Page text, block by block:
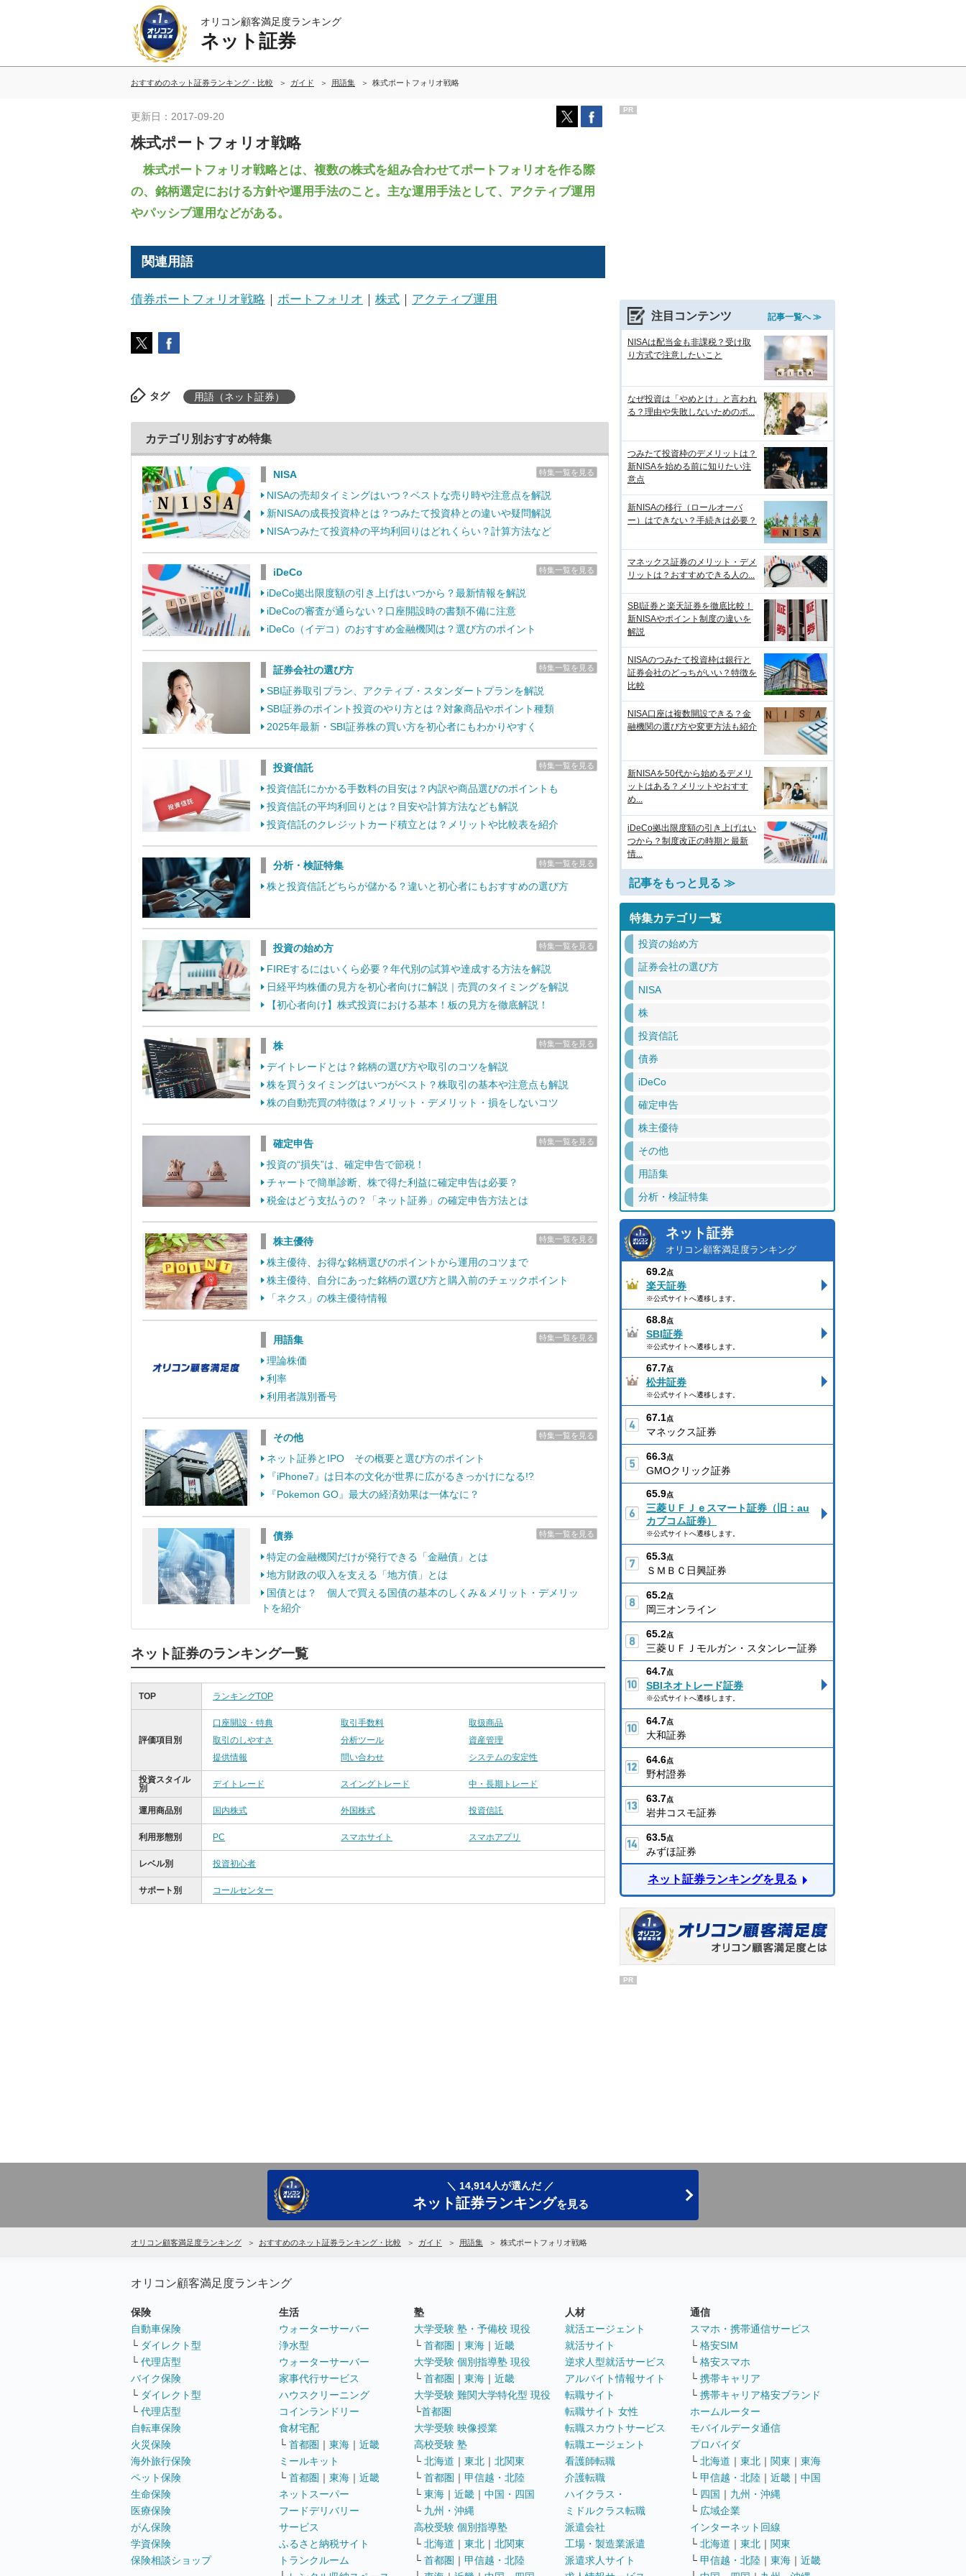
オリコン顧客満足度ランキング
ネット証券
おすすめのネット証券ランキング・比較 ガイド 用語集 株式ポートフォリオ戦略
更新日：2017-09-20
株式ポートフォリオ戦略
株式ポートフォリオ戦略とは、複数の株式を組み合わせてポートフォリオを作る際
の、銘柄選定における方針や運用手法のこと。主な運用手法として、アクティブ運用
やパッシブ運用などがある。
関連用語
債券ポートフォリオ戦略 ｜ ポートフォリオ ｜ 株式 ｜ アクティブ運用
タグ 用語（ネット証券）
カテゴリ別おすすめ特集
特集一覧を見る
NISA
NISAの売却タイミングはいつ？ベストな売り時や注意点を解説
新NISAの成長投資枠とは？つみたて投資枠との違いや疑問解説
NISAつみたて投資枠の平均利回りはどれくらい？計算方法など
特集一覧を見る
iDeCo
iDeCo拠出限度額の引き上げはいつから？最新情報を解説
iDeCoの審査が通らない？口座開設時の書類不備に注意
iDeCo（イデコ）のおすすめ金融機関は？選び方のポイント
特集一覧を見る
証券会社の選び方
SBI証券取引プラン、アクティブ・スタンダートプランを解説
SBI証券のポイント投資のやり方とは？対象商品やポイント種類
2025年最新・SBI証券株の買い方を初心者にもわかりやすく
特集一覧を見る
投資信託
投資信託にかかる手数料の目安は？内訳や商品選びのポイントも
投資信託の平均利回りとは？目安や計算方法なども解説
投資信託のクレジットカード積立とは？メリットや比較表を紹介
特集一覧を見る
分析・検証特集
株と投資信託どちらが儲かる？違いと初心者にもおすすめの選び方
特集一覧を見る
投資の始め方
FIREするにはいくら必要？年代別の試算や達成する方法を解説
日経平均株価の見方を初心者向けに解説｜売買のタイミングを解説
【初心者向け】株式投資における基本！板の見方を徹底解説！
特集一覧を見る
株
デイトレードとは？銘柄の選び方や取引のコツを解説
株を買うタイミングはいつがベスト？株取引の基本や注意点も解説
株の自動売買の特徴は？メリット・デメリット・損をしないコツ
特集一覧を見る
確定申告
投資の“損失”は、確定申告で節税！
チャートで簡単診断、株で得た利益に確定申告は必要？
税金はどう支払うの？「ネット証券」の確定申告方法とは
特集一覧を見る
株主優待
株主優待、お得な銘柄選びのポイントから運用のコツまで
株主優待、自分にあった銘柄の選び方と購入前のチェックポイント
「ネクス」の株主優待情報
特集一覧を見る
用語集
理論株価
利率
利用者識別番号
特集一覧を見る
その他
ネット証券とIPO その概要と選び方のポイント
『iPhone7』は日本の文化が世界に広がるきっかけになる!?
『Pokemon GO』最大の経済効果は一体なに？
特集一覧を見る
債券
特定の金融機関だけが発行できる「金融債」とは
地方財政の収入を支える「地方債」とは
国債とは？ 個人で買える国債の基本のしくみ＆メリット・デメリッ
トを紹介
ネット証券のランキング一覧
TOP ランキングTOP
評価項目別
口座開設・特典 取引手数料
取扱商品
取引のしやすさ
分析ツール
資産管理
提供情報
問い合わせ システムの安定性
投資スタイル
別
デイトレード スイングトレード 中・長期トレード
運用商品別 国内株式 外国株式 投資信託
利用形態別 PC スマホサイト スマホアプリ
レベル別 投資初心者
サポート別 コールセンター
PR
注目コンテンツ 記事一覧へ ≫
NISAは配当金も非課税？受け取
り方式で注意したいこと
なぜ投資は「やめとけ」と言われ
る？理由や失敗しないためのポ...
つみたて投資枠のデメリットは？
新NISAを始める前に知りたい注
意点
新NISAの移行（ロールオーバ
ー）はできない？手続きは必要？
マネックス証券のメリット・デメ
リットは？おすすめできる人の...
SBI証券と楽天証券を徹底比較！
新NISAやポイント制度の違いを
解説
NISAのつみたて投資枠は銀行と
証券会社のどっちがいい？特徴を
比較
NISA口座は複数開設できる？金
融機関の選び方や変更方法も紹介
新NISAを50代から始めるデメリ
ットはある？メリットやおすす
め...
iDeCo拠出限度額の引き上げはい
つから？制度改正の時期と最新
情...
記事をもっと見る ≫
特集カテゴリ一覧
投資の始め方
証券会社の選び方
NISA
株
投資信託
債券
iDeCo
確定申告
株主優待
その他
用語集
分析・検証特集
ネット証券
オリコン顧客満足度ランキング
69.2点
楽天証券
※公式サイトへ遷移します。
68.8点
SBI証券
※公式サイトへ遷移します。
67.7点
松井証券
※公式サイトへ遷移します。
67.1点
マネックス証券
66.3点
GMOクリック証券
65.9点
三菱ＵＦＪｅスマート証券（旧：au
カブコム証券）
※公式サイトへ遷移します。
65.3点
ＳＭＢＣ日興証券
65.2点
岡三オンライン
65.2点
三菱ＵＦＪモルガン・スタンレー証券
64.7点
SBIネオトレード証券
※公式サイトへ遷移します。
64.7点
大和証券
64.6点
野村證券
63.7点
岩井コスモ証券
63.5点
みずほ証券
ネット証券ランキングを見る
PR
＼ 14,914人が選んだ ／
ネット証券ランキングを見る
オリコン顧客満足度ランキング おすすめのネット証券ランキング・比較 ガイド 用語集 株式ポートフォリオ戦略
オリコン顧客満足度ランキング
保険
自動車保険
└ ダイレクト型
└ 代理店型
バイク保険
└ ダイレクト型
└ 代理店型
自転車保険
火災保険
海外旅行保険
ペット保険
生命保険
医療保険
がん保険
学資保険
保険相談ショップ
生活
ウォーターサーバー
浄水型
ウォーターサーバー
家事代行サービス
ハウスクリーニング
コインランドリー
食材宅配
└ 首都圏 ｜ 東海 ｜ 近畿
ミールキット
└ 首都圏 ｜ 東海 ｜ 近畿
ネットスーパー
フードデリバリー
サービス
ふるさと納税サイト
トランクルーム
塾
大学受験 塾・予備校 現役
└ 首都圏 ｜ 東海 ｜ 近畿
大学受験 個別指導塾 現役
└ 首都圏 ｜ 東海 ｜ 近畿
大学受験 難関大学特化型 現役
└首都圏
大学受験 映像授業
高校受験 塾
└ 北海道 ｜ 東北 ｜ 北関東
└ 首都圏 ｜ 甲信越・北陸
└ 東海 ｜ 近畿 ｜ 中国・四国
└ 九州・沖縄
高校受験 個別指導塾
└ 北海道 ｜ 東北 ｜ 北関東
└ 首都圏 ｜ 甲信越・北陸
人材
就活エージェント
就活サイト
逆求人型就活サービス
アルバイト情報サイト
転職サイト
転職サイト 女性
転職スカウトサービス
転職エージェント
看護師転職
介護転職
ハイクラス・
ミドルクラス転職
派遣会社
工場・製造業派遣
派遣求人サイト
通信
スマホ・携帯通信サービス
└ 格安SIM
└ 格安スマホ
└ 携帯キャリア
└ 携帯キャリア格安ブランド
ホームルーター
モバイルデータ通信
プロバイダ
└ 北海道 ｜ 東北 ｜ 関東 ｜ 東海
└ 甲信越・北陸 ｜ 近畿 ｜ 中国
└ 四国 ｜ 九州・沖縄
└ 広域企業
インターネット回線
└ 北海道 ｜ 東北 ｜ 関東
└ 甲信越・北陸 ｜ 東海 ｜ 近畿